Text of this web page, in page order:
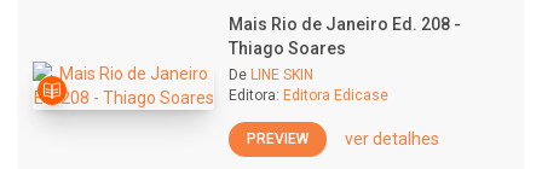
Mais Rio de Janeiro Ed. 208 -
Thiago Soares
De LINE SKIN
Editora: Editora Edicase
PREVIEW ver detalhes